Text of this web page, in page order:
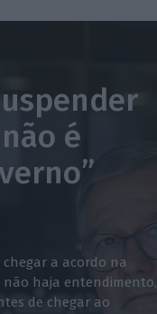
é
a acordo na
não haja entendimento,
de chegar ao